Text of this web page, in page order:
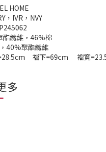
HOME
，IVR，NVY
酯纖維，46%棉
40%聚酯纖維
襠下=69cm 襠寬
多